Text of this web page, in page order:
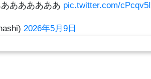
ああああああ pic.twitter.com/
2026年5月9日